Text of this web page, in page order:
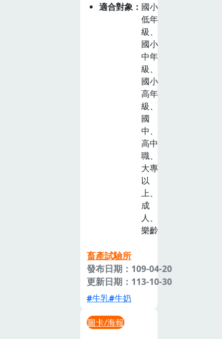
適合對象
國小
低年
級、
國小
中年
級、
國小
高年
級、
國
中、
高中
職、
大專
以
上、
成
人、
樂齡
畜產試驗所
發布日期：109-04-20
更新日期：113-10-30
牛乳 牛奶
圖卡/海報